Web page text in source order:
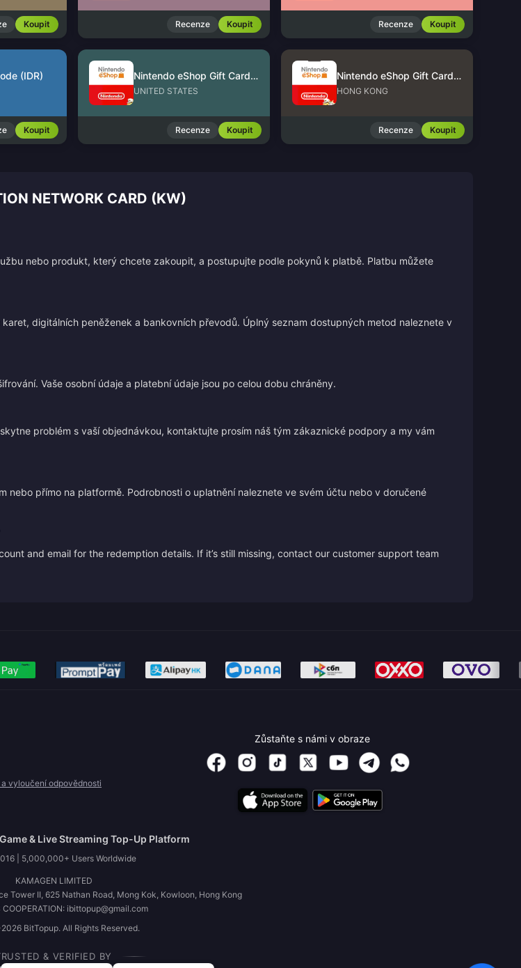
Koupit Recenze Koupit Recenze Koupit
(IDR)
Koupit
Nintendo eShop Gift Card (US)
UNITED STATES
Recenze Koupit
Nintendo eShop Gift Card (HK)
HONG KONG
Recenze Koupit
NETWORK CARD (KW)
nebo produkt, který chcete zakoupit, a postupujte podle pokynů k platbě. Platbu můžete
digitálních peněženek a bankovních převodů. Úplný seznam dostupných metod naleznete v
Vaše osobní údaje a platební údaje jsou po celou dobu chráněny.
problém s vaší objednávkou, kontaktujte prosím náš tým zákaznické podpory a my vám
přímo na platformě. Podrobnosti o uplatnění naleznete ve svém účtu nebo v doručené
and email for the redemption details. If it’s still missing, contact our customer support team
vyloučení odpovědnosti
Zůstaňte s námi v obraze
& Live Streaming Top-Up Platform
| 5,000,000+ Users Worldwide
KAMAGEN LIMITED
Tower II, 625 Nathan Road, Mong Kok, Kowloon, Hong Kong
COOPERATION: ibittopup@gmail.com
BitTopup. All Rights Reserved.
& VERIFIED BY